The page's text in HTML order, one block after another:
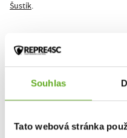
Souhlas
Tato webová stránka
Šustík.
Tento produkt zatiaľ nikto
Pre pridanie